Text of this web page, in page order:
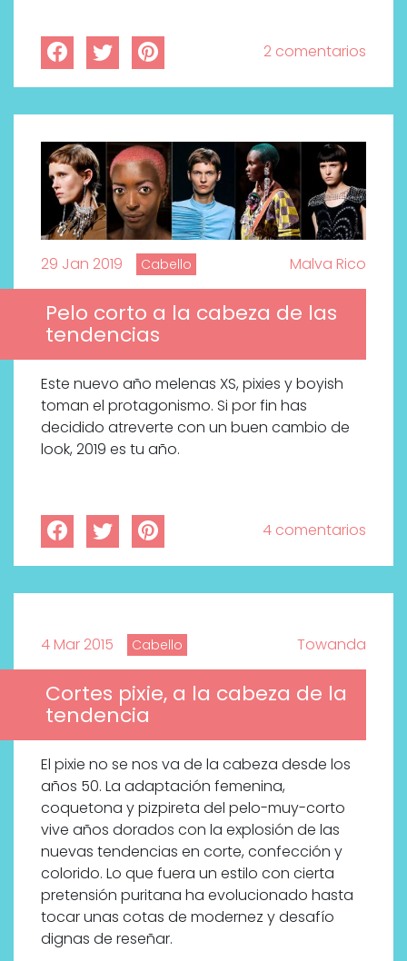
2 comentarios
29 Jan 2019 Cabello Malva Rico
Pelo corto a la cabeza de las
tendencias
Este nuevo año melenas XS, pixies y boyish
toman el protagonismo. Si por fin has
decidido atreverte con un buen cambio de
look, 2019 es tu año.
4 comentarios
4 Mar 2015 Cabello Towanda
Cortes pixie, a la cabeza de la
tendencia
El pixie no se nos va de la cabeza desde los
años 50. La adaptación femenina,
coquetona y pizpireta del pelo-muy-corto
vive años dorados con la explosión de las
nuevas tendencias en corte, confección y
colorido. Lo que fuera un estilo con cierta
pretensión puritana ha evolucionado hasta
tocar unas cotas de modernez y desafío
dignas de reseñar.